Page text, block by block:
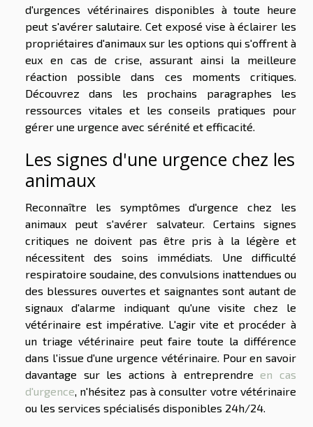
d'urgences vétérinaires disponibles à toute heure
peut s'avérer salutaire. Cet exposé vise à éclairer les
propriétaires d'animaux sur les options qui s'offrent à
eux en cas de crise, assurant ainsi la meilleure
réaction possible dans ces moments critiques.
Découvrez dans les prochains paragraphes les
ressources vitales et les conseils pratiques pour
gérer une urgence avec sérénité et efficacité.
Les signes d'une urgence chez les
animaux
Reconnaître les symptômes d'urgence chez les
animaux peut s'avérer salvateur. Certains signes
critiques ne doivent pas être pris à la légère et
nécessitent des soins immédiats. Une difficulté
respiratoire soudaine, des convulsions inattendues ou
des blessures ouvertes et saignantes sont autant de
signaux d'alarme indiquant qu'une visite chez le
vétérinaire est impérative. L'agir vite et procéder à
un triage vétérinaire peut faire toute la différence
dans l'issue d'une urgence vétérinaire. Pour en savoir
davantage sur les actions à entreprendre en cas
d'urgence, n'hésitez pas à consulter votre vétérinaire
ou les services spécialisés disponibles 24h/24.